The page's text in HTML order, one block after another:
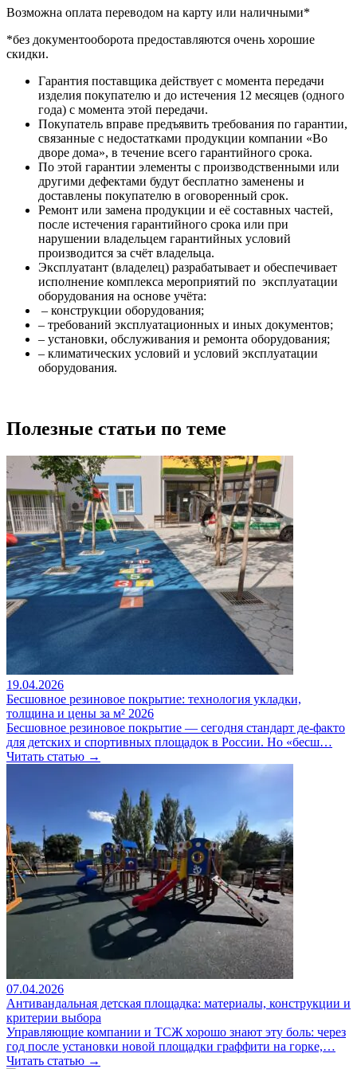
Возможна оплата переводом на карту или наличными*
*без документооборота предоставляются очень хорошие
скидки.
Гарантия поставщика действует с момента передачи
изделия покупателю и до истечения 12 месяцев (одного
года) с момента этой передачи.
Покупатель вправе предъявить требования по гарантии,
связанные с недостатками продукции компании «Во
дворе дома», в течение всего гарантийного срока.
По этой гарантии элементы с производственными или
другими дефектами будут бесплатно заменены и
доставлены покупателю в оговоренный срок.
Ремонт или замена продукции и её составных частей,
после истечения гарантийного срока или при
нарушении владельцем гарантийных условий
производится за счёт владельца.
Эксплуатант (владелец) разрабатывает и обеспечивает
исполнение комплекса мероприятий по эксплуатации
оборудования на основе учёта:
– конструкции оборудования;
– требований эксплуатационных и иных документов;
– установки, обслуживания и ремонта оборудования;
– климатических условий и условий эксплуатации
оборудования.
Полезные статьи по теме
19.04.2026
Бесшовное резиновое покрытие: технология укладки,
толщина и цены за м² 2026
Бесшовное резиновое покрытие — сегодня стандарт де-факто
для детских и спортивных площадок в России. Но «бесш…
Читать статью →
07.04.2026
Антивандальная детская площадка: материалы, конструкции и
критерии выбора
Управляющие компании и ТСЖ хорошо знают эту боль: через
год после установки новой площадки граффити на горке,…
Читать статью →